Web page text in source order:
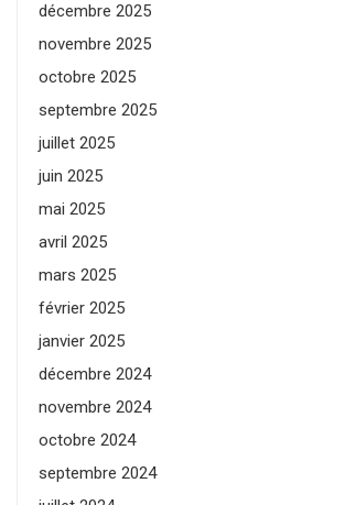
décembre 2025
novembre 2025
octobre 2025
septembre 2025
juillet 2025
juin 2025
mai 2025
avril 2025
mars 2025
février 2025
janvier 2025
décembre 2024
novembre 2024
octobre 2024
septembre 2024